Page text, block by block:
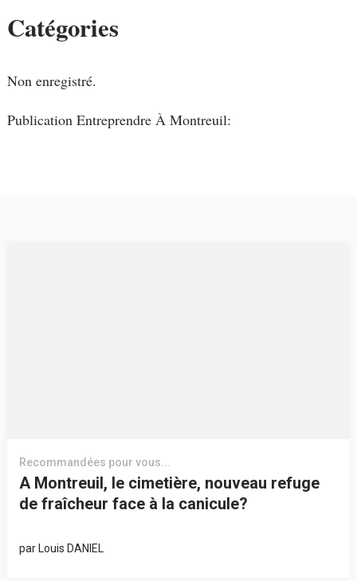
Catégories
Non enregistré.
Publication Entreprendre À Montreuil:
Recommandées pour vous...
A Montreuil, le cimetière, nouveau refuge
de fraîcheur face à la canicule?
par Louis DANIEL